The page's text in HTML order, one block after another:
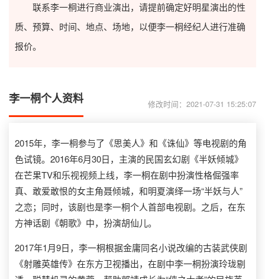
联系李一桐进行商业演出，请提前确定好明星演出的性
质、预算、时间、地点、场地，以便李一桐经纪人进行准确
报价。
李一桐个人资料 修改时间：2021-07-31 15:25:07
2015年，李一桐参与了《思美人》和《诛仙》等电视剧的角
色试镜。2016年6月30日，主演的民国玄幻剧《半妖倾城》
在芒果TV和乐视视频上线，李一桐在剧中扮演性格倔强率
真、敢爱敢恨的女主角聂倾城，和明夏演绎一场“半妖与人”
之恋；同时，该剧也是李一桐个人首部电视剧。之后，在东
方神话剧《朝歌》中，扮演胡仙儿。
2017年1月9日，李一桐根据金庸同名小说改编的古装武侠剧
《射雕英雄传》在东方卫视播出，在剧中李一桐扮演玲珑剔